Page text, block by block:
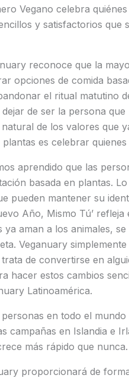
Vegano celebra
y satisfactorios que
reconoce que la
opciones de comida
el ritual matutino
de ser la persona
de los valores que
es celebrar quienes
aprendido que las
basada en plantas. Lo
pueden mantener su
Año, Mismo Tú’ refleja
aman a los animales,
Veganuary
de convertirse en
hacer estos cambios
Latinoamérica.
en todo el
campañas en Islandia e
más rápido que nunca.
proporcionará de